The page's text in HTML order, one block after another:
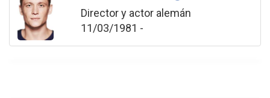
Director y actor alemán
11/03/1981 -